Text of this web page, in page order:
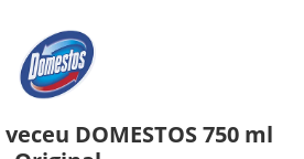
DOMESTOS 750 ml